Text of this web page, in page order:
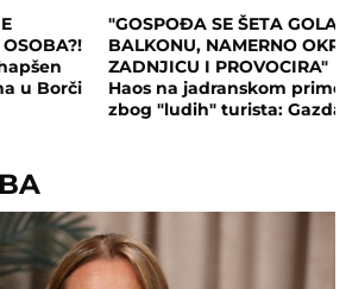
OSOBA?!
u Borči
"GOSPOĐA SE ŠETA GOLA
BALKONU, NAMERNO
ZADNJICU I PROVOCIRA"
Haos na jadranskom
zbog "ludih" turista: